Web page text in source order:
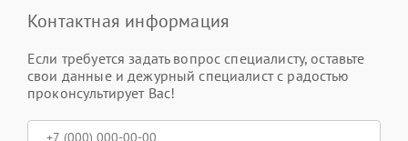
Контактная информация
Если требуется задать вопрос специалисту, оставьте
свои данные и дежурный специалист с радостью
проконсультирует Вас!